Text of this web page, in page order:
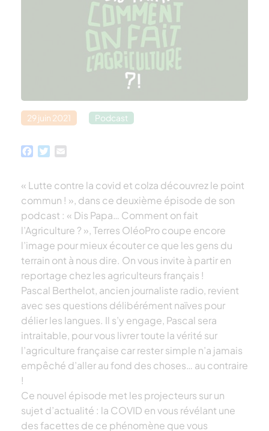
29 juin 2021 Podcast
Facebook
Twitter
« Lutte contre la covid et colza découvrez le point
commun ! », dans ce deuxième épisode de son
podcast : « Dis Papa… Comment on fait
l’Agriculture ? », Terres OléoPro coupe encore
l’image pour mieux écouter ce que les gens du
terrain ont à nous dire. On vous invite à partir en
reportage chez les agriculteurs français !
Pascal Berthelot, ancien journaliste radio, revient
avec ses questions délibérément naïves pour
délier les langues. Il s’y engage, Pascal sera
intraitable, pour vous livrer toute la vérité sur
l’agriculture française car rester simple n’a jamais
empêché d’aller au fond des choses… au contraire
!
Ce nouvel épisode met les projecteurs sur un
sujet d’actualité : la COVID en vous révélant une
des facettes de ce phénomène que vous